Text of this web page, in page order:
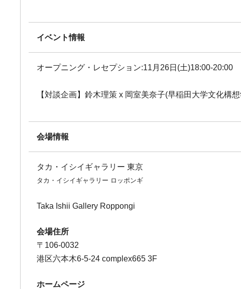
イベント情報
オープニング・レセプション:11月26日(土)18:00-20:00
【対談企画】鈴木理策 x 岡室美奈子(早稲田大学文化構
会場情報
タカ・イシイギャラリー 東京
タカ・イシイギャラリー ロッポンギ
Taka Ishii Gallery Roppongi
会場住所
〒106-0032
港区六本木6-5-24 complex665 3F
ホームページ